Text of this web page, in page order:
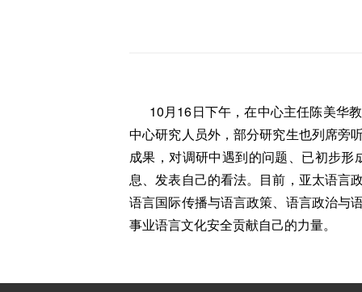
10月16日下午，在中心主任陈美华
中心研究人员外，部分研究生也列席旁
成果，对调研中遇到的问题、已初步
息、发表自己的看法。目前，亚太语言
语言国际传播与语言政策、语言政治与
事业语言文化安全贡献自己的力量。